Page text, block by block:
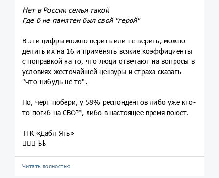
Нет в России семьи такой
Где б не памятен был свой "герой"
В эти цифры можно верить или не верить, можно
делить их на 16 и применять всякие коэффициенты
с поправкой на то, что люди отвечают на вопросы в
условиях жесточайшей цензуры и страха сказать
"что-нибудь не то".
Но, черт побери, у 58% респондентов либо уже кто-
то погиб на СВО™, либо в настоящее время воюет.
ТГК «Дабл Ять»
🤦🏼‍♀️ ѣѣ
Читать полностью…